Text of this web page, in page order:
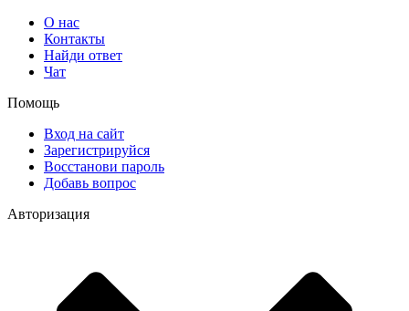
О нас
Контакты
Найди ответ
Чат
Помощь
Вход на сайт
Зарегистрируйся
Восстанови пароль
Добавь вопрос
Авторизация